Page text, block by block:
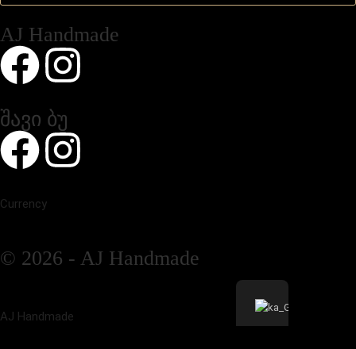
AJ Handmade
შავი ბუ
Currency
© 2026 - AJ Handmade
AJ Handmade